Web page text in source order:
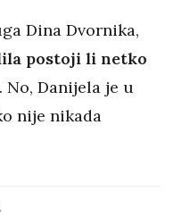
Dina Dvornika,
postoji li netko
. No, Danijela je u
nije nikada